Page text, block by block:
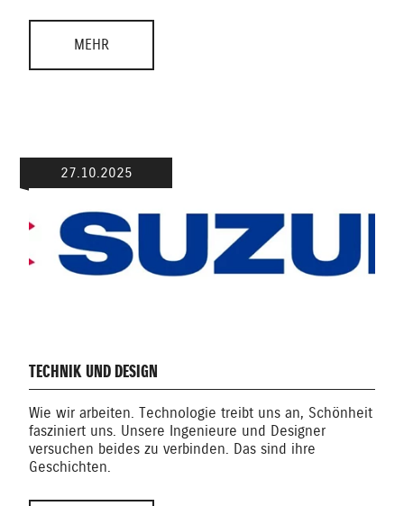
MEHR
27.10.2025
TECHNIK UND DESIGN
Wie wir arbeiten. Technologie treibt uns an, Schönheit
fasziniert uns. Unsere Ingenieure und Designer
versuchen beides zu verbinden. Das sind ihre
Geschichten.